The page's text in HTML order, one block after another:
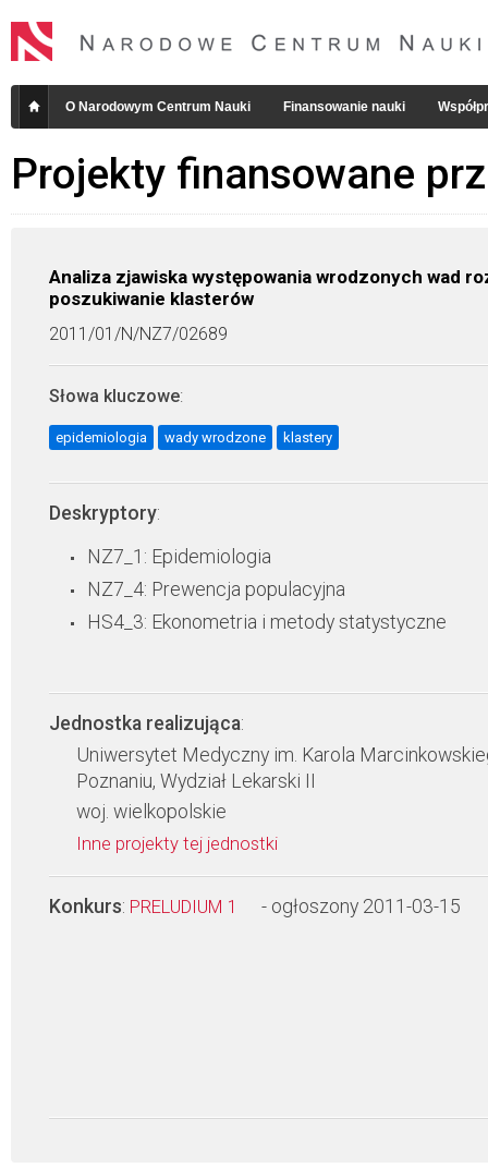
O Narodowym Centrum Nauki Finansowanie nauki
Projekty finansowane
Analiza zjawiska występowania wrodzonych wad
poszukiwanie klasterów
2011/01/N/NZ7/02689
Słowa kluczowe:
epidemiologia wady wrodzone klastery
Deskryptory:
NZ7_1: Epidemiologia
NZ7_4: Prewencja populacyjna
HS4_3: Ekonometria i metody statystyczne
Jednostka realizująca:
Uniwersytet Medyczny im. Karola
Poznaniu, Wydział Lekarski II
woj. wielkopolskie
Inne projekty tej jednostki
Konkurs: PRELUDIUM 1 - ogłoszony 2011-03-15